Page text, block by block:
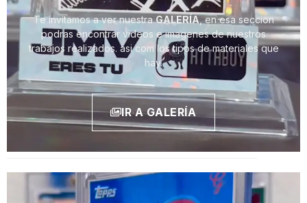
Te invitamos a ver nuestraGALERÍA, en esa seccion
podras encontrar videos e imagenes de nuestros
trabajos realizados. asi com los tipos de materiales que
hay.
IR A GALERÍA